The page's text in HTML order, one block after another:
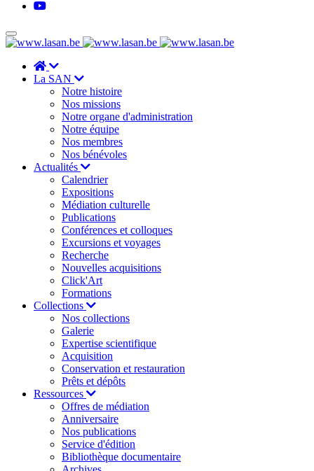
La SAN
Notre histoire
Nos missions
Notre organe d'administration
Notre équipe
Nos membres
Nos bénévoles
Actualités
Calendrier
Expositions
Médiation culturelle
Publications
Conférences et colloques
Excursions et voyages
Recherche
Nouvelles acquisitions
Click'Art
Formations
Collections
Nos collections
Galerie
Expertise scientifique
Acquisition
Conservation et restauration
Prêts et dépôts
Ressources
Offres de médiation
Anniversaire
Nos publications
Service d'édition
Bibliothèque documentaire